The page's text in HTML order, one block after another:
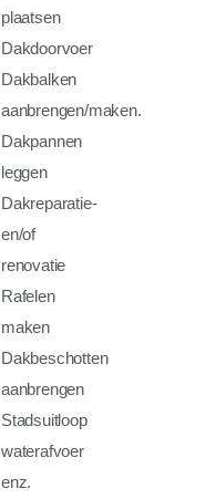
plaatsen
Dakdoorvoer
Dakbalken
aanbrengen/maken.
Dakpannen
leggen
Dakreparatie-
en/of
renovatie
Rafelen
maken
Dakbeschotten
aanbrengen
Stadsuitloop
waterafvoer
enz.